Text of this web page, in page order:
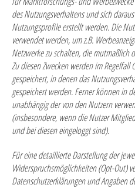
des Nutzungsverhaltens und sich
Nutzungsprofile erstellt werden. Die
verwendet werden, um z.B.
Netzwerke zu schalten, die mutmaßlich
Zu diesen Zwecken werden im
gespeichert, in denen das
gespeichert werden. Ferner können in
unabhängig der von den Nutzern
(insbesondere, wenn die Nutzer
und bei diesen eingeloggt sind).
Für eine detaillierte Darstellung der
Widerspruchsmöglichkeiten (Opt-Out)
Datenschutzerklärungen und Angaben